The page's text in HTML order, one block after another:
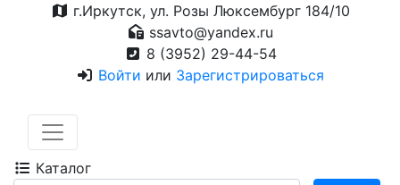
г.Иркутск, ул. Розы Люксембург 184/10
ssavto@yandex.ru
8 (3952) 29-44-54
Войти или Зарегистрироваться
Каталог